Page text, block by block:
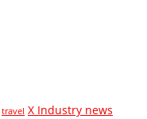
travel X Industry news